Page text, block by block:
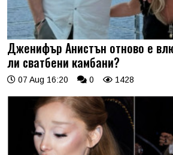
Дженифър Анистън отново е
ли сватбени камбани?
07 Aug 16:20 0 1428